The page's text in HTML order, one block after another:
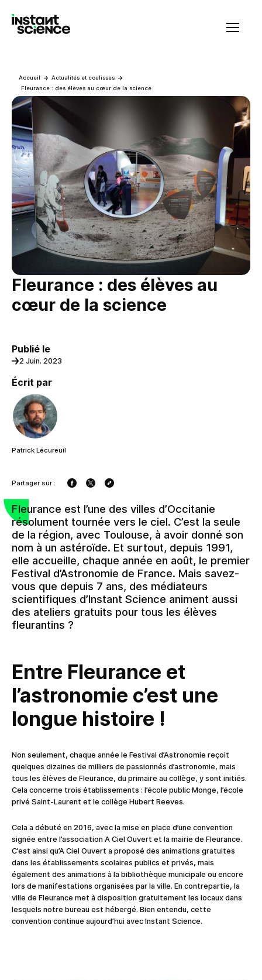
Accueil
Actualités et coulisses
Fleurance : des élèves au cœur de la science
Fleurance : des élèves au
cœur de la science
Publié le
2 Juin. 2023
Écrit par
Patrick Lécureuil
Partager sur :
Fleurance est l’une des villes d’Occitanie
résolument tournée vers le ciel. C’est la seule
de la région, avec Toulouse, à avoir donné son
nom à un astéroïde. Et surtout, depuis 1991,
elle accueille, chaque année en août, le premier
Festival d’Astronomie de France. Mais savez-
vous que depuis 7 ans, des médiateurs
scientifiques d’Instant Science animent aussi
des ateliers gratuits pour tous les élèves
fleurantins ?
Entre Fleurance et
l’astronomie c’est une
longue histoire !
Non seulement, chaque année le Festival d’Astronomie reçoit
quelques dizaines de milliers de passionnés d’astronomie, mais
tous les élèves de Fleurance, du primaire au collège, y sont initiés.
Cela concerne trois établissements : l’école public Monge, l’école
privé Saint-Laurent et le collège Hubert Reeves.
Cela a débuté en 2016, avec la mise en place d’une convention
signée entre l’association A Ciel Ouvert et la mairie de Fleurance.
C’est ainsi qu’A Ciel Ouvert a proposé des animations gratuites
dans les établissements scolaires publics et privés, mais
également des animations à la bibliothèque municipale ou encore
lors de manifestations organisées par la ville. En contrepartie, la
ville de Fleurance met à disposition gratuitement les locaux dans
lesquels notre bureau est hébergé. Bien entendu, cette
convention continue aujourd’hui avec Instant Science.